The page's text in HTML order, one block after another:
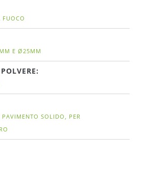
FUOCO
E Ø25MM
PAVIMENTO SOLIDO, PER